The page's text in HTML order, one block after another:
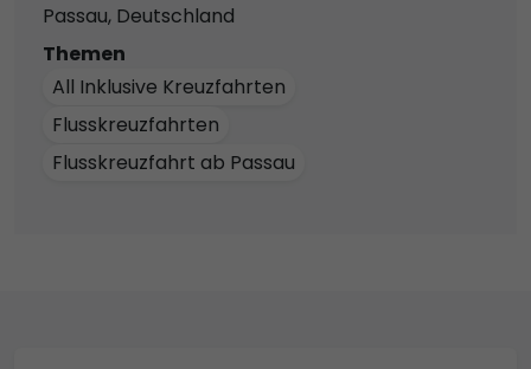
Passau, Deutschland
Themen
All Inklusive Kreuzfahrten
Flusskreuzfahrten
Flusskreuzfahrt ab Passau